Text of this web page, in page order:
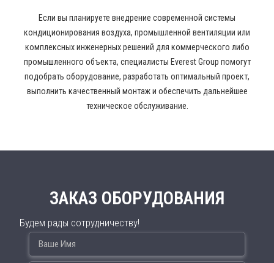
Если вы планируете внедрение современной системы
кондиционирования воздуха, промышленной вентиляции или
комплексных инженерных решений для коммерческого либо
промышленного объекта, специалисты Everest Group помогут
подобрать оборудование, разработать оптимальный проект,
выполнить качественный монтаж и обеспечить дальнейшее
техническое обслуживание.
ЗАКАЗ ОБОРУДОВАНИЯ
Будем рады сотрудничеству!